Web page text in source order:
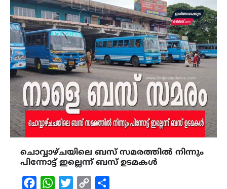
ചൊവ്വാഴ്ചയിലെ ബസ് സമരത്തിൽ നിന്നും
പിന്നോട്ട് ഇല്ലെന്ന് ബസ് ഉടമകൾ
FacebookWhatsAppTwitterCopy